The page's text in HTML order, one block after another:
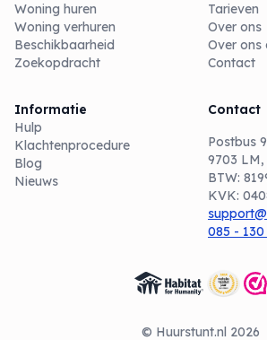
Woning huren
Woning verhuren
Beschikbaarheid
Zoekopdracht
Tarieven
Over ons
Over ons
Contact
Informatie
Hulp
Klachtenprocedure
Blog
Nieuws
Contact
Postbus
9703 LM,
BTW:
KVK:
085 - 130
© Huurstunt.nl 2026